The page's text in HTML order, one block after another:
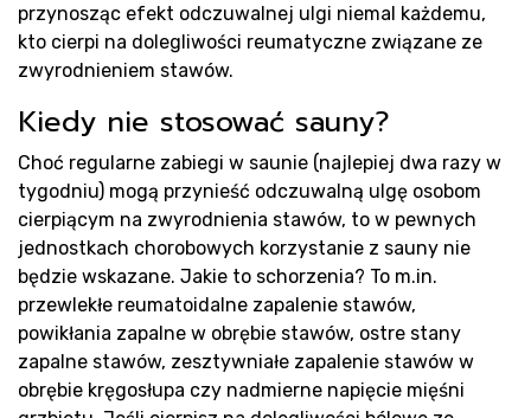
przynosząc efekt odczuwalnej ulgi niemal każdemu,
kto cierpi na dolegliwości reumatyczne związane ze
zwyrodnieniem stawów.
Kiedy nie stosować sauny?
Choć regularne zabiegi w saunie (najlepiej dwa razy w
tygodniu) mogą przynieść odczuwalną ulgę osobom
cierpiącym na zwyrodnienia stawów, to w pewnych
jednostkach chorobowych korzystanie z sauny nie
będzie wskazane. Jakie to schorzenia? To m.in.
przewlekłe reumatoidalne zapalenie stawów,
powikłania zapalne w obrębie stawów, ostre stany
zapalne stawów, zesztywniałe zapalenie stawów w
obrębie kręgosłupa czy nadmierne napięcie mięśni